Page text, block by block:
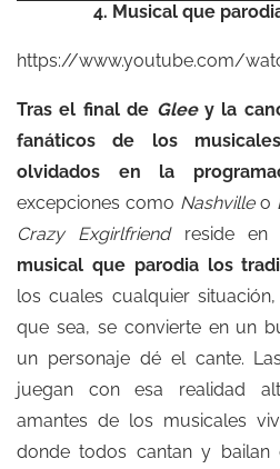
4. Musical que
https://www.youtube.com/
Tras el final de Gleey la
fanáticos de los
olvidados en la
excepciones como Nashvilleo
Crazy Exgirlfriend reside
musical que parodia los
los cuales cualquier
que sea, se convierte en un
un personaje dé el cante.
juegan con esa realidad
amantes de los musicales
donde todos cantan y bailan